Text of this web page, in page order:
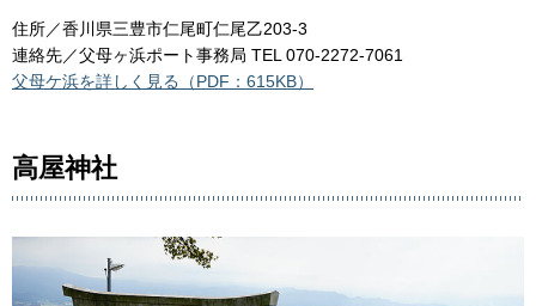
住所／香川県三豊市仁尾町仁尾乙203-3
連絡先／父母ヶ浜ポート事務局 TEL 070-2272-7061
父母ケ浜を詳しく見る（PDF：615KB）
高屋神社